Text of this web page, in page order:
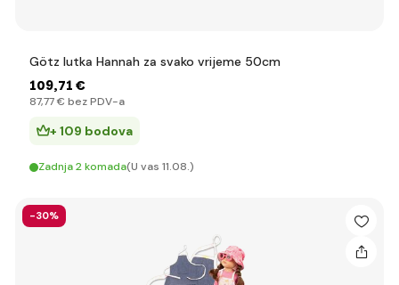
Götz lutka Hannah za svako vrijeme 50cm
109,71 €
87,77 € bez PDV-a
+ 109 bodova
Zadnja 2 komada(U vas 11.08.)
-30%